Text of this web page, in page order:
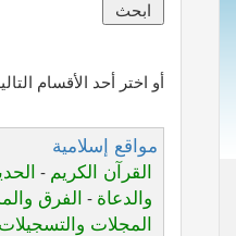
أو اختر أحد الأقسام
مواقع إسلامية
القرآن الكريم -
والدعاة - الفرق
المجلات